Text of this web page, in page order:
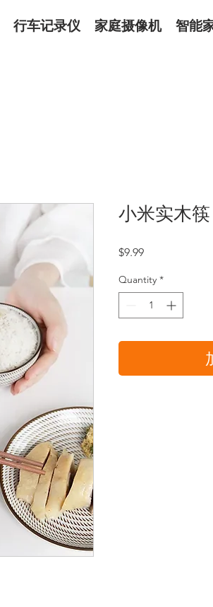
行车记录仪 家庭摄像机 智能
小米实木
$9.99Price
Quantity *